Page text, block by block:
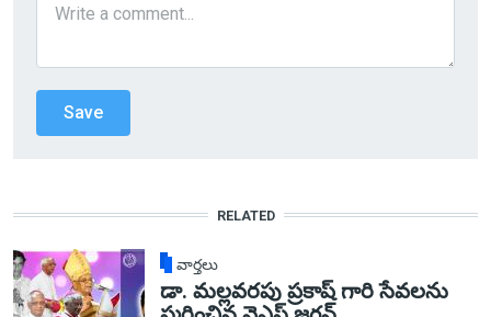
RELATED
వార్తలు
డా. మల్లవరపు ప్రకాష్ గారి సేవలను